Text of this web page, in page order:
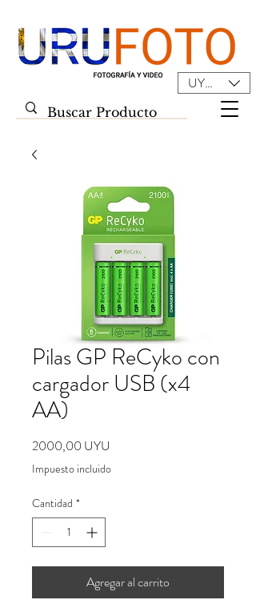
UYU ($U)
Pilas GP ReCyko con
cargador USB (x4
AA)
2000,00 UYU
Impuesto incluido
Cantidad *
Agregar al carrito